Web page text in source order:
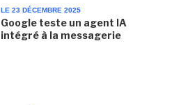
LE 23 DÉCEMBRE 2025
Google teste un agent IA
intégré à la messagerie